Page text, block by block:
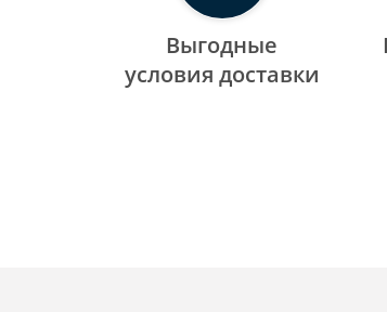
Выгодные
уcловия доставки